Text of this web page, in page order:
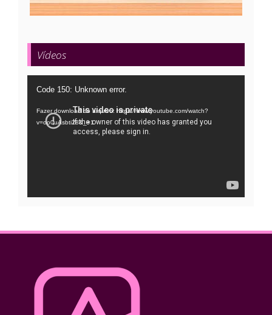
Vídeos
Tocador
vídeo
Code 150: Unknown error.
Fazer download do arquivo: https://www.youtube.com/watch?
v=oo0uAsbti28&_=1